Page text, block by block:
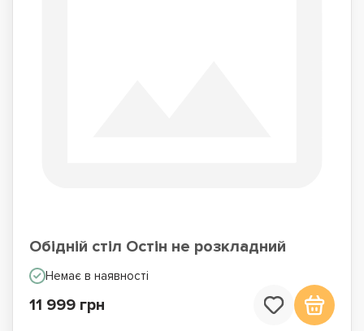
Обідній стіл Остін не розкладний
Немає в наявності
11 999 грн